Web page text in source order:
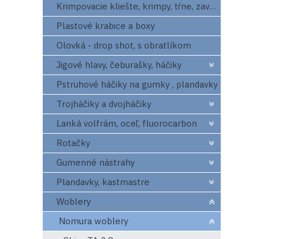
Krimpovacie kliešte, krimpy, tŕne, zavrtaváky
Plastové krabice a boxy
Olovká - drop shot, s obratlíkom
Jigové hlavy, čeburašky, háčiky
Pstruhové háčiky na gumky , plandavky
Trojháčiky a dvojháčiky
Lanká volfrám, oceľ, fluorocarbon
Rotačky
Gumenné nástrahy
Plandavky, kastmastre
Woblery
Nomura woblery